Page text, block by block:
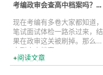
考编政审会查高中档案吗？缺少高中...
现在考编有多卷大家都知道，
笔试面试体检一路杀过来，结
果在政审这关被刷掉。那么政
审到底查档案...
阅读文章